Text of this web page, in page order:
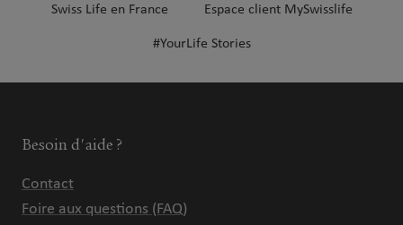
Swiss Life en France Espace client MySwisslife
#YourLife Stories
Besoin d'aide ?
Contact
Foire aux questions (FAQ)